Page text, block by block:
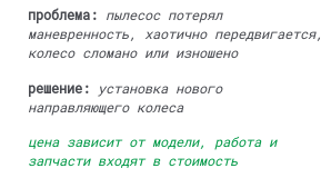
проблема: пылесос потерял
маневренность, хаотично передвигается,
колесо сломано или изношено
решение: установка нового
направляющего колеса
цена зависит от модели, работа и
запчасти входят в стоимость